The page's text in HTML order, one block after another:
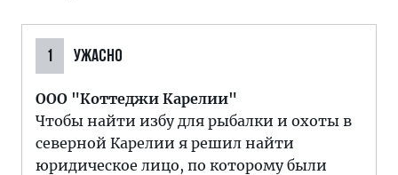
1 УЖАСНО
ООО "Коттеджи Карелии"
Чтобы найти избу для рыбалки и охоты в
северной Карелии я решил найти
юридическое лицо, по которому были